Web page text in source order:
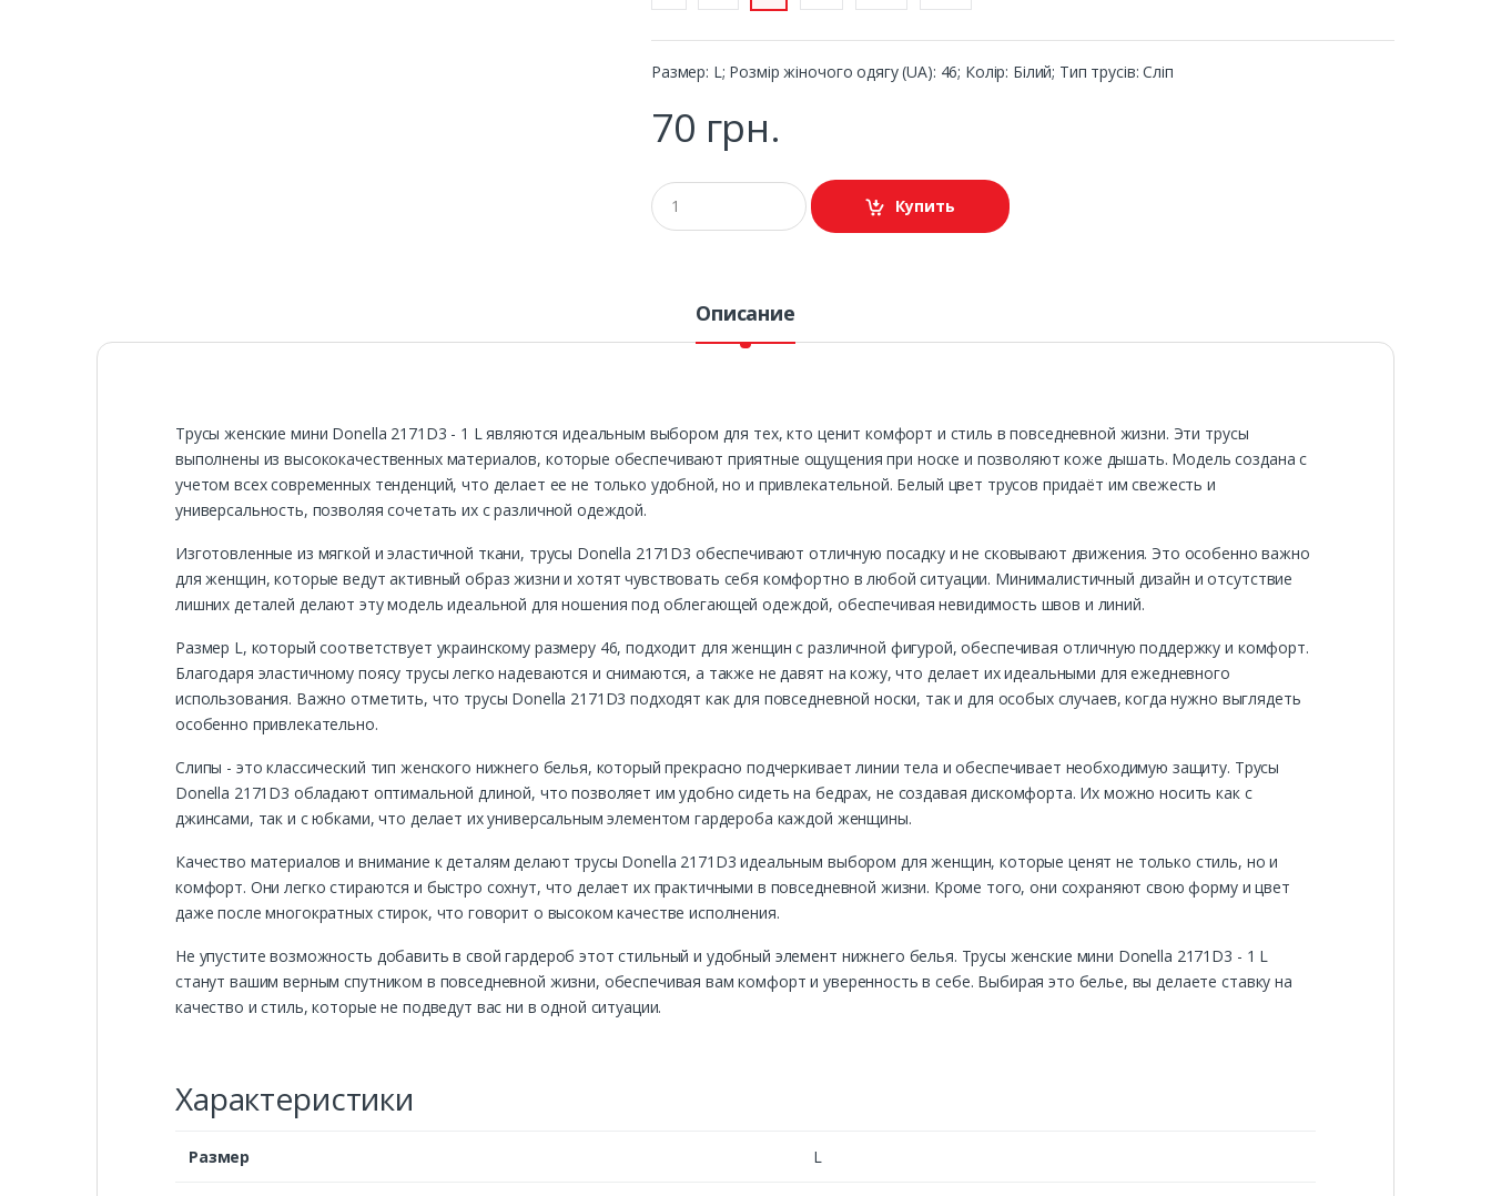
Размер: L; Розмір жіночого одягу (UA): 46; Колір: Білий; Тип трусів: Сліп
70 грн.
Купить
Описание
Трусы женские мини Donella 2171D3 - 1 L являются идеальным выбором для тех, кто ценит комфорт и стиль в повседневной жизни. Эти трусы
выполнены из высококачественных материалов, которые обеспечивают приятные ощущения при носке и позволяют коже дышать. Модель создана с
учетом всех современных тенденций, что делает ее не только удобной, но и привлекательной. Белый цвет трусов придаёт им свежесть и
универсальность, позволяя сочетать их с различной одеждой.
Изготовленные из мягкой и эластичной ткани, трусы Donella 2171D3 обеспечивают отличную посадку и не сковывают движения. Это особенно важно
для женщин, которые ведут активный образ жизни и хотят чувствовать себя комфортно в любой ситуации. Минималистичный дизайн и отсутствие
лишних деталей делают эту модель идеальной для ношения под облегающей одеждой, обеспечивая невидимость швов и линий.
Размер L, который соответствует украинскому размеру 46, подходит для женщин с различной фигурой, обеспечивая отличную поддержку и комфорт.
Благодаря эластичному поясу трусы легко надеваются и снимаются, а также не давят на кожу, что делает их идеальными для ежедневного
использования. Важно отметить, что трусы Donella 2171D3 подходят как для повседневной носки, так и для особых случаев, когда нужно выглядеть
особенно привлекательно.
Слипы - это классический тип женского нижнего белья, который прекрасно подчеркивает линии тела и обеспечивает необходимую защиту. Трусы
Donella 2171D3 обладают оптимальной длиной, что позволяет им удобно сидеть на бедрах, не создавая дискомфорта. Их можно носить как с
джинсами, так и с юбками, что делает их универсальным элементом гардероба каждой женщины.
Качество материалов и внимание к деталям делают трусы Donella 2171D3 идеальным выбором для женщин, которые ценят не только стиль, но и
комфорт. Они легко стираются и быстро сохнут, что делает их практичными в повседневной жизни. Кроме того, они сохраняют свою форму и цвет
даже после многократных стирок, что говорит о высоком качестве исполнения.
Не упустите возможность добавить в свой гардероб этот стильный и удобный элемент нижнего белья. Трусы женские мини Donella 2171D3 - 1 L
станут вашим верным спутником в повседневной жизни, обеспечивая вам комфорт и уверенность в себе. Выбирая это белье, вы делаете ставку на
качество и стиль, которые не подведут вас ни в одной ситуации.
Характеристики
Размер L